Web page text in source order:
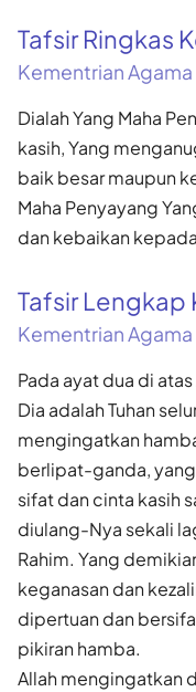
Tafsir Ringkas
Kementrian Agama
Dialah Yang Maha
kasih, Yang
baik besar maupun
Maha Penyayang
dan kebaikan
Tafsir Lengkap
Kementrian Agama
Pada ayat dua di
Dia adalah Tuhan
mengingatkan
berlipat-ganda,
sifat dan cinta kasih
diulang-Nya sekali
Rahim. Yang
keganasan dan
dipertuan dan
pikiran hamba.
Allah mengingatkan